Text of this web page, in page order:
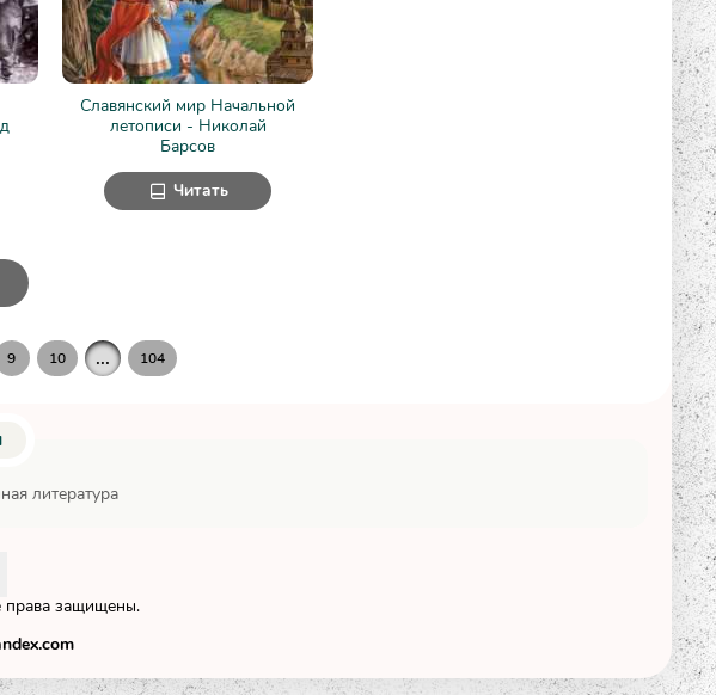
Славянский мир Начальной
летописи - Николай
Барсов
Читать
9 10 ... 104
литература
права защищены.